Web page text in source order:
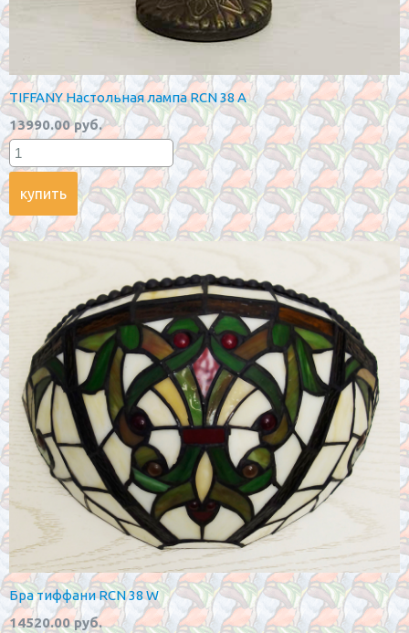
TIFFANY Настольная лампа RCN 38 A
13990.00 руб.
Бра тиффани RCN 38 W
14520.00 руб.